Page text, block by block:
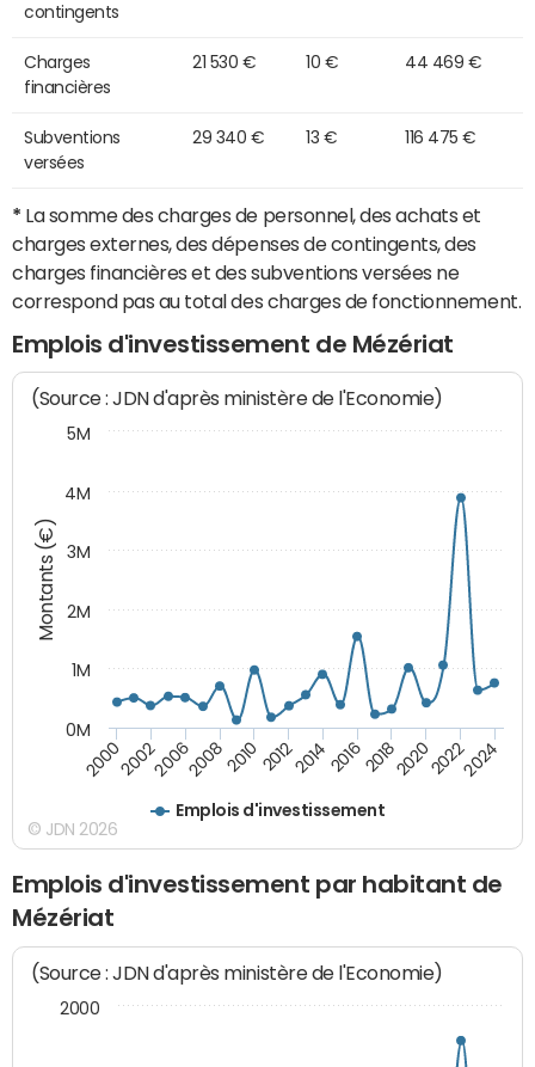
contingents
Charges
financières
21 530 € 10 € 44 469 €
Subventions
versées
29 340 € 13 € 116 475 €
* La somme des charges de personnel, des achats et
charges externes, des dépenses de contingents, des
charges financières et des subventions versées ne
correspond pas au total des charges de fonctionnement.
Emplois d'investissement de Mézériat
Montants (€)
(Source : JDN d'après ministère de l'Economie)
Emplois d'investissement
20002002200620082010 2012201420162018202020222024
0M
1M
2M
3M
4M
5M
© JDN 2026
Emplois d'investissement par habitant de
Mézériat
(Source : JDN d'après ministère de l'Economie)
2000